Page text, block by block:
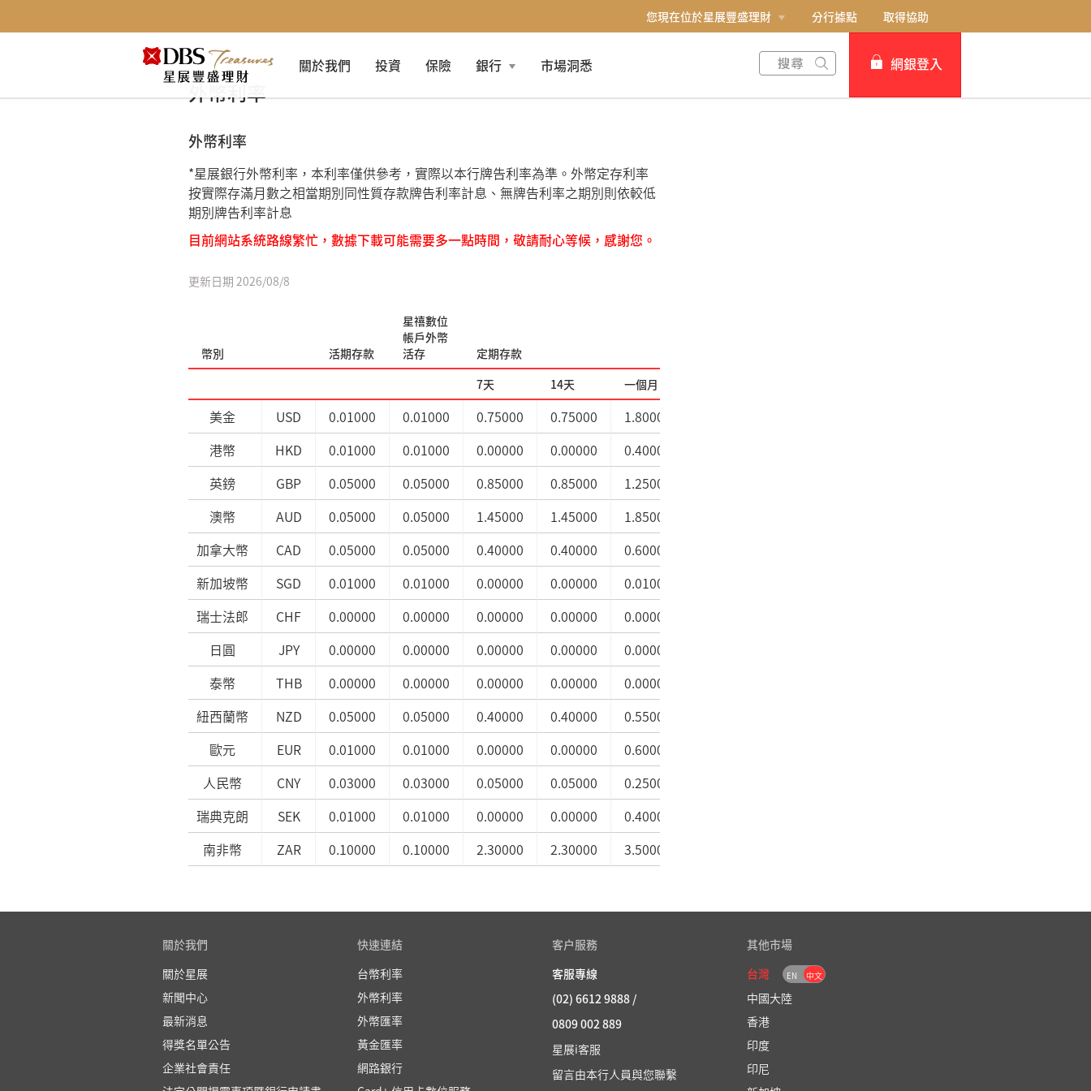
您現在位於星展豐盛理財 分行據點 取得協助
關於我們 投資 保險 銀行 市場洞悉 網銀登入
外幣利率
外幣利率
*星展銀行外幣利率，本利率僅供參考，實際以本行牌告利率為準。外幣定存利率
按實際存滿月數之相當期別同性質存款牌告利率計息、無牌告利率之期別則依較低
期別牌告利率計息
目前網站系統路線繁忙，數據下載可能需要多一點時間，敬請耐心等候，感謝您。
更新日期 2026/08/8
幣別 活期存款
星禧數位
帳戶外幣
活存
定期存款
7天
14天 一個月
美金 USD 0.01000 0.01000 0.75000 0.75000 1.80000
港幣
HKD 0.01000 0.01000 0.00000 0.00000 0.40000
英鎊
GBP 0.05000 0.05000 0.85000 0.85000 1.25000
澳幣
AUD 0.05000 0.05000 1.45000 1.45000 1.85000
加拿大幣
CAD 0.05000 0.05000 0.40000 0.40000 0.60000
新加坡幣
SGD 0.01000 0.01000 0.00000 0.00000 0.01000
瑞士法郎
CHF 0.00000 0.00000 0.00000 0.00000 0.00000
日圓
JPY 0.00000 0.00000 0.00000 0.00000 0.00000
泰幣
THB 0.00000 0.00000 0.00000 0.00000 0.00000
紐西蘭幣
NZD 0.05000 0.05000 0.40000 0.40000 0.55000
歐元
EUR 0.01000 0.01000 0.00000 0.00000 0.60000
人民幣
CNY 0.03000 0.03000 0.05000 0.05000 0.25000
瑞典克朗
SEK 0.01000 0.01000 0.00000 0.00000 0.40000
南非幣
ZAR 0.10000 0.10000 2.30000 2.30000 3.50000
關於我們
關於星展
新聞中心
最新消息
得獎名單公告
企業社會責任
快速連結
台幣利率
外幣利率
外幣匯率
黃金匯率
網路銀行
客户服務
客服專線
(02) 6612 9888 /
0809 002 889
星展i客服
留言由本行人員與您聯繫
其他市場
台灣
EN 中文
中國大陸
香港
印度
印尼